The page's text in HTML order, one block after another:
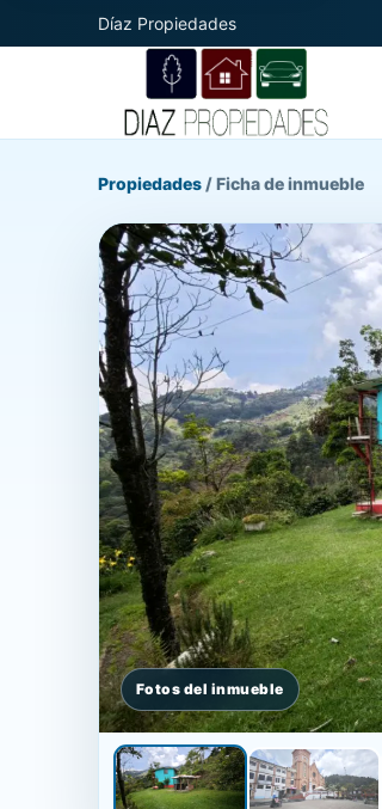
Díaz Propiedades
Propiedades /Ficha de inmueble